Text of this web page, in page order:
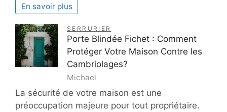
En savoir plus
SERRURIER
Porte Blindée Fichet : Comment
Protéger Votre Maison Contre les
Cambriolages?
Michael
La sécurité de votre maison est une
préoccupation majeure pour tout propriétaire.